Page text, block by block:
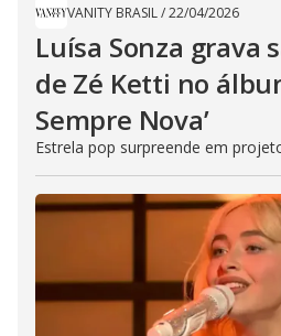
VANITY BRASIL/22/04/2026
Luísa Sonza grava
de Zé Ketti no
Sempre Nova’
Estrela pop surpreende em